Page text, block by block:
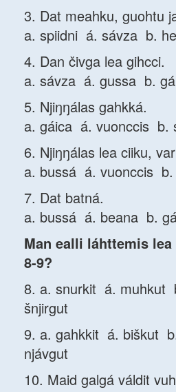
3. Dat meahku, guohtu
a. spiidni á. sávza b.
4. Dan čivga lea gihcci.
a. sávza á. gussa b.
5. Njiŋŋálas gahkká.
a. gáica á. vuonccis b.
6. Njiŋŋálas lea ciiku,
a. bussá á. vuonccis
7. Dat batná.
a. bussá á. beana b.
Man ealli láhttemis
8-9?
8. a. snurkit á. muhkut
šnjirgut
9. a. gahkkit á. biškut
njávgut
10. Maid galgá váldit